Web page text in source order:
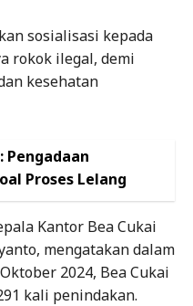
sosialisasi kepada
rokok ilegal, demi
kesehatan
Pengadaan
Proses Lelang
Kantor Bea Cukai
mengatakan dalam
2024, Bea Cukai
kali penindakan.